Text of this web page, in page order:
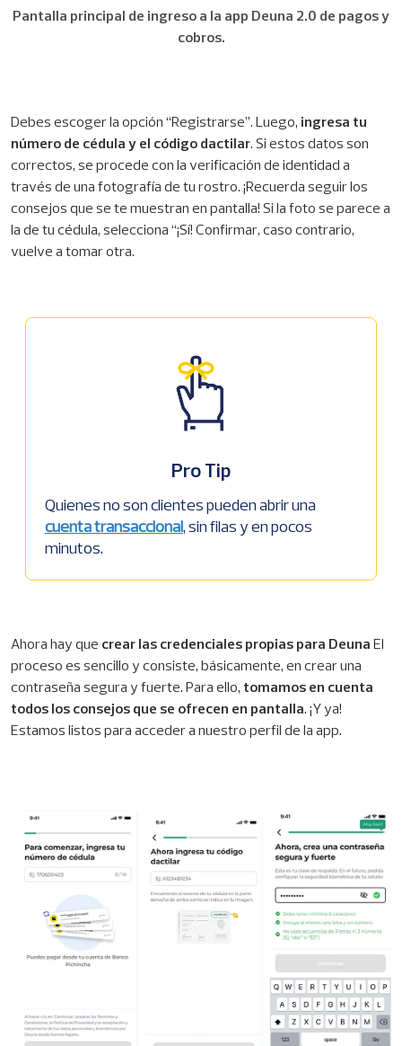
Pantalla principal de ingreso a la app Deuna 2.0 de pagos y
cobros.
Debes escoger la opción “Registrarse”. Luego, ingresa tu
número de cédula y el código dactilar. Si estos datos son
correctos, se procede con la verificación de identidad a
través de una fotografía de tu rostro. ¡Recuerda seguir los
consejos que se te muestran en pantalla! Si la foto se parece a
la de tu cédula, selecciona “¡Sí! Confirmar, caso contrario,
vuelve a tomar otra.
Pro Tip
Quienes no son clientes pueden abrir una
cuenta transaccional, sin filas y en pocos
minutos.
Ahora hay que crear las credenciales propias para Deuna El
proceso es sencillo y consiste, básicamente, en crear una
contraseña segura y fuerte. Para ello, tomamos en cuenta
todos los consejos que se ofrecen en pantalla. ¡Y ya!
Estamos listos para acceder a nuestro perfil de la app.